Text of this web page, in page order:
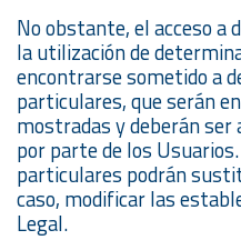
No obstante, el acceso a
la utilización de
encontrarse sometido a
particulares, que serán
mostradas y deberán
por parte de los
particulares podrán
caso, modificar las
Legal.